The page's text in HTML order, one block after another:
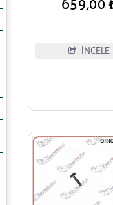
659,00
İNCELE